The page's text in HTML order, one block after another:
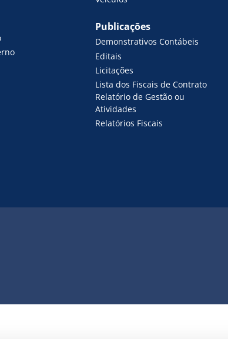
Publicações
Demonstrativos Contábeis
Editais
Licitações
Lista dos Fiscais de Contrato
Relatório de Gestão ou
Atividades
Relatórios Fiscais